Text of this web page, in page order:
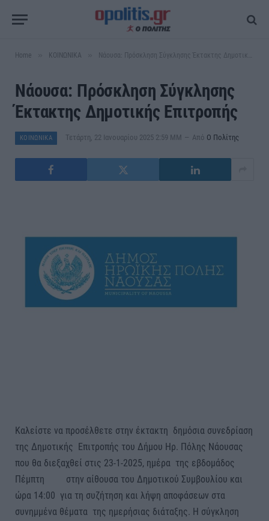
Home ΚΟΙΝΩΝΙΚΑ Νάουσα: Πρόσκληση Σύγκλησης Έκτακτης Δημοτικής Επιτροπής
Νάουσα: Πρόσκληση Σύγκλησης
Έκτακτης Δημοτικής Επιτροπής
ΚΟΙΝΩΝΙΚΑ Τετάρτη, 22 Ιανουαρίου 2025 2:59 ΜΜ Από Ο Πολίτης
Καλείστε να προσέλθετε στην έκτακτη δημόσια συνεδρίαση
της Δημοτικής Επιτροπής του Δήμου Ηρ. Πόλης Νάουσας
που θα διεξαχθεί στις 23-1-2025, ημέρα της εβδομάδος
Πέμπτη στην αίθουσα του Δημοτικού Συμβουλίου και
ώρα 14:00 για τη συζήτηση και λήψη αποφάσεων στα
συνημμένα θέματα της ημερήσιας διάταξης. Η σύγκληση